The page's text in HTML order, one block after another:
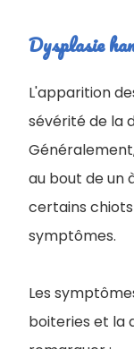
Dysplasie
L'apparition
sévérité de la
au bout de un
certains
symptômes.
Les
boiteries et la